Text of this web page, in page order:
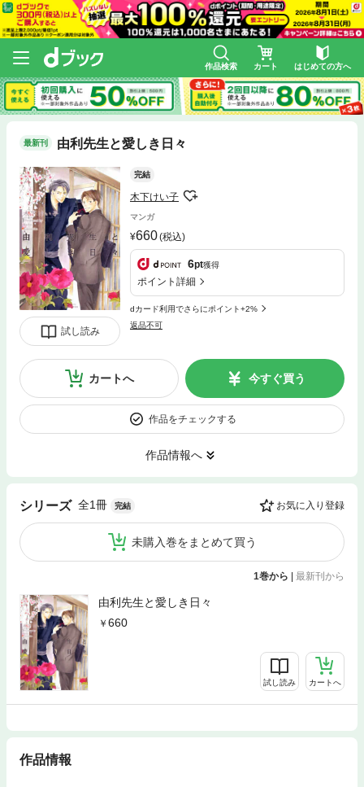
作品検索 カート はじめての方へ
最新刊 由利先生と愛しき日々
試し読み
完結
木下けい子
マンガ
660(税込)
6pt獲得
ポイント詳細
dカード利用でさらにポイント+2%
返品不可
カートへ 今すぐ買う
作品をチェックする
作品情報へ
シリーズ 全1冊 完結 お気に入り登録
未購入巻をまとめて買う
1巻から | 最新刊から
由利先生と愛しき日々
660
試し読み カートへ
作品情報